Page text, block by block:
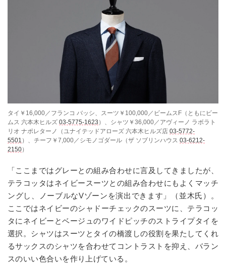
タイ￥16,000／フランコ バッシ、スーツ￥100,000／ビームスF（ともにビー
ムス 六本木ヒルズ 03-5775-1623 ）、シャツ￥36,000／アヴィーノ ラボラト
リオ ナポレターノ（ユナイテッドアローズ 六本木ヒルズ店 03-5772-
5501 ）、チーフ￥7,000／シモノゴダール（ザ ソブリンハウス 03-6212-
2150）
「ここまではグレーとの組み合わせに言及してきましたが、
テラコッタはネイビースーツとの組み合わせにもよくマッチ
ングし、ノーブルなVゾーンを演出できます」（並木氏）。
ここではネイビーのシャドーチェックのスーツに、テラコッ
タにネイビーとベージュのワイドピッチのストライプタイを
選択。シャツはスーツとタイの橋渡しの役割を果たしてくれ
るサックスのシャツを合わせてコントラストを抑え、バラン
スのいい色合いを作り上げている。